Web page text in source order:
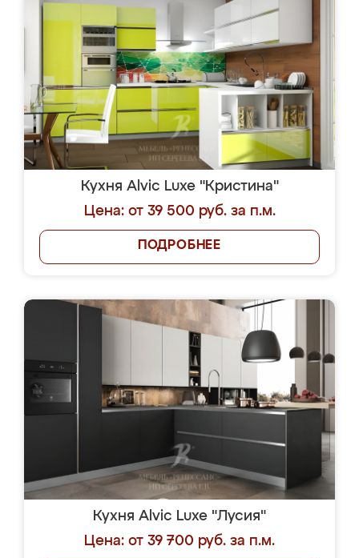
Кухня Alvic Luxe "Кристина"
Цена: от 39 500 руб. за п.м.
ПОДРОБНЕЕ
Кухня Alvic Luxe "Лусия"
Цена: от 39 700 руб. за п.м.